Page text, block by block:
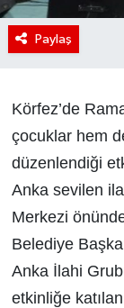
Paylaş
Körfez’de
çocuklar hem
düzenlendiği
Anka sevilen
Merkezi
Belediye
Anka İlahi
etkinliğe